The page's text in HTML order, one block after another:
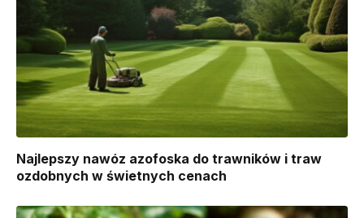
Najlepszy nawóz azofoska do trawników i traw
ozdobnych w świetnych cenach